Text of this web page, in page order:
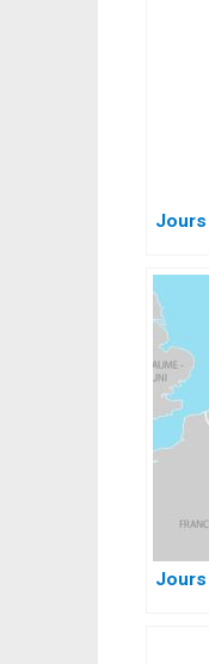
Jours